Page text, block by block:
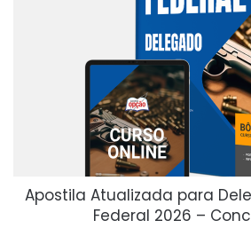
Apostila Atualizada para
Federal 2026 –